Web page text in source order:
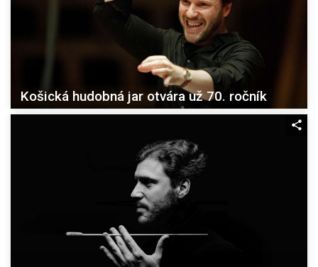
Košická hudobná jar otvára už 70. ročník